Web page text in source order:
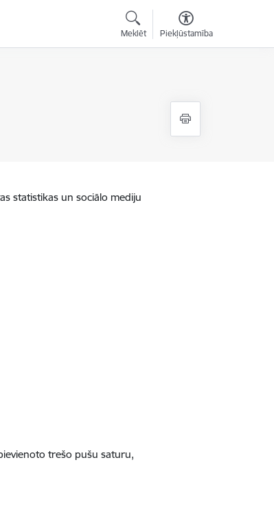
Meklēt Piekļūstamība
statistikas un sociālo mediju
trešo pušu saturu,